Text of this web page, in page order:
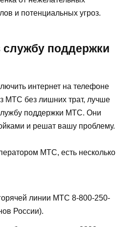
и потенциальных угроз.
службу поддержки
интернет на телефоне
МТС без лишних трат, лучше
поддержки МТС. Они
и решат вашу проблему.
МТС, есть несколько
линии МТС 8-800-250-
России).